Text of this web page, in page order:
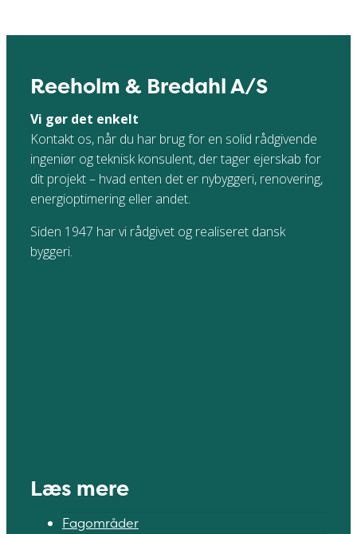
Reeholm & Bredahl A/S
Vi gør det enkelt
Kontakt os, når du har brug for en solid rådgivende
ingeniør og teknisk konsulent, der tager ejerskab for
dit projekt – hvad enten det er nybyggeri, renovering,
energioptimering eller andet.
Siden 1947 har vi rådgivet og realiseret dansk
byggeri.
Læs mere
Fagområder